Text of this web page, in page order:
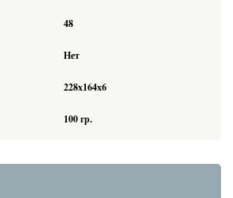
48
Нет
228x164x6
100 гр.